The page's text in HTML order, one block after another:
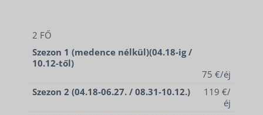
2 FŐ
Szezon 1 (medence nélkül)(04.18-ig /
10.12-től)
75 €/éj
Szezon 2 (04.18-06.27. / 08.31-10.12.)
119 €/
éj